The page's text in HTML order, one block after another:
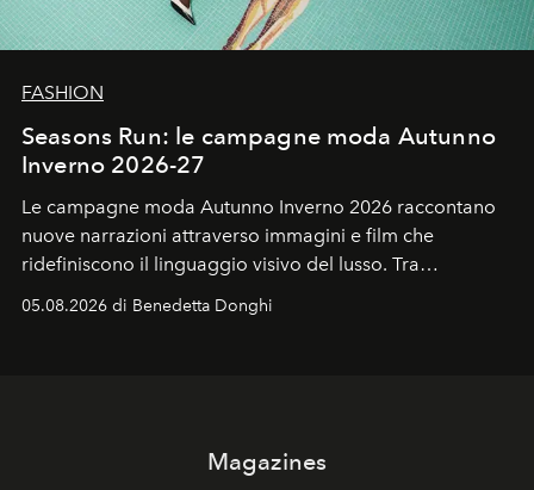
FASHION
Seasons Run: le campagne moda Autunno
Inverno 2026-27
Le campagne moda Autunno Inverno 2026 raccontano
nuove narrazioni attraverso immagini e film che
ridefiniscono il linguaggio visivo del lusso. Tra
protagonisti del cinema, volti della cultura
contemporanea e storytelling d'autore, le maison
05.08.2026 di Benedetta Donghi
Magazines